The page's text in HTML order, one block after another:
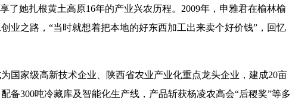
了她扎根黄土高原16年的产业兴农历程。2009年，申雅君在榆林榆
业之路，“当时就想着把本地的好东西加工出来卖个好价钱”，回忆
国家级高新技术企业、陕西省农业产业化重点龙头企业，建成20亩
备300吨冷藏库及智能化生产线，产品斩获杨凌农高会“后稷奖”等多